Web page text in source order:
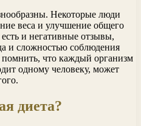
Некоторые люди
веса и улучшение общего
и негативные отзывы,
и сложностью соблюдения
что каждый организм
одному человеку, может
диета?